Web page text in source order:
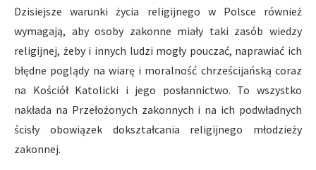
Dzisiejsze warunki życia religijnego w Polsce również
wymaga­ją, aby osoby zakonne miały taki zasób wiedzy
religijnej, żeby i innych ludzi mogły pouczać, naprawiać ich
błędne poglądy na wiarę i moralność chrześcijańską coraz
na Kościół Katolicki i jego po­słannictwo. To wszystko
nakłada na Przełożonych zakonnych i na ich podwładnych
ścisły obowiązek dokształcania religijnego młodzieży
zakonnej.